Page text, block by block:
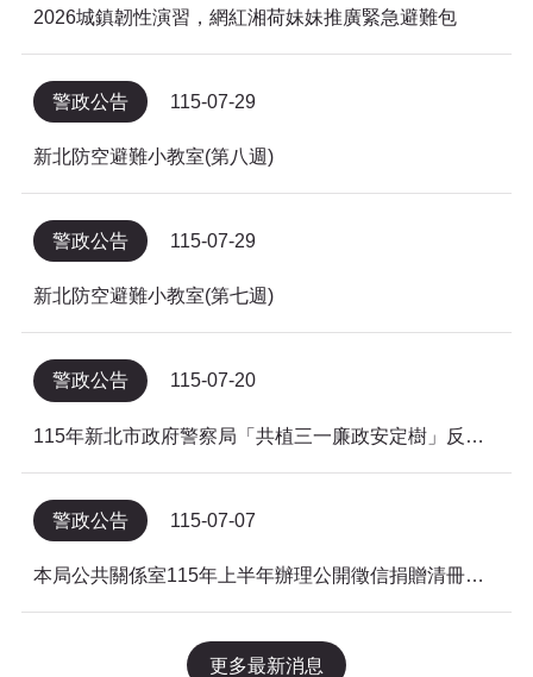
2026城鎮韌性演習，網紅湘荷妹妹推廣緊急避難包
警政公告 115-07-29
新北防空避難小教室(第八週)
警政公告 115-07-29
新北防空避難小教室(第七週)
警政公告 115-07-20
115年新北市政府警察局「共植三一廉政安定樹」反貪倡廉有獎徵答得獎名單公告
警政公告 115-07-07
本局公共關係室115年上半年辦理公開徵信捐贈清冊及明細表，依公益勸募條例公告。
更多最新消息